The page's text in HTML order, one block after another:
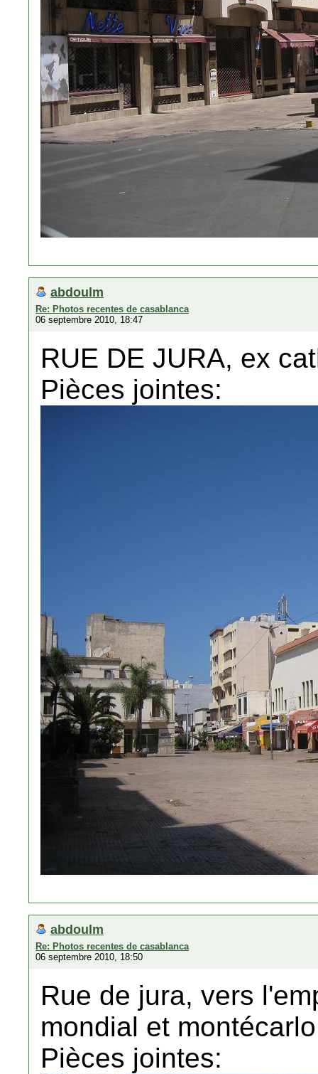
abdoulm
Re: Photos recentes de casablanca
06 septembre 2010, 18:47
RUE DE JURA, ex
Pièces jointes:
abdoulm
Re: Photos recentes de casablanca
06 septembre 2010, 18:50
Rue de jura, vers
mondial et
Pièces jointes: